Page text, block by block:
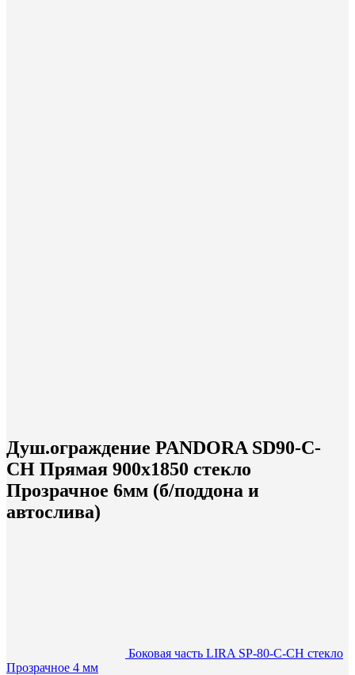
Душ.ограждение PANDORA SD90-C-
CH Прямая 900х1850 стекло
Прозрачное 6мм (б/поддона и
автослива)
Боковая часть LIRA SP-80-C-CH стекло
Прозрачное 4 мм